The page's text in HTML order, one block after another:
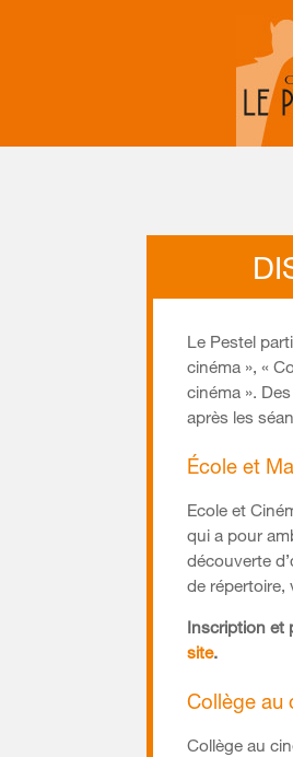
Le Pestel
cinéma », «
cinéma ».
après les
École et
Ecole et
qui a pour
découverte
de répertoire,
Inscription et
site.
Collège au
Collège au